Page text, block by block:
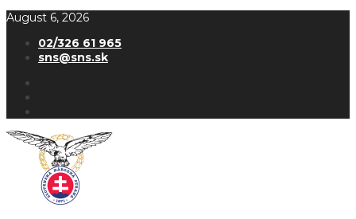
August 6, 2026
02/326 61 965
sns@sns.sk